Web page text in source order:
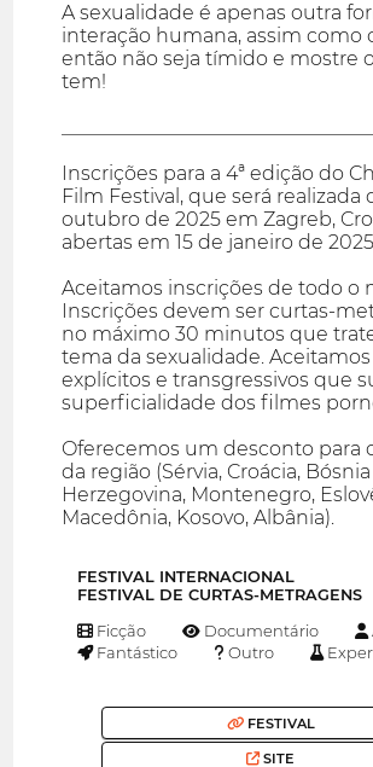
A sexualidade é apenas outra
interação humana, assim como
então não seja tímido e mostre
tem!
Inscrições para a 4ª edição do
Film Festival, que será realizada
outubro de 2025 em Zagreb,
abertas em 15 de janeiro de
Aceitamos inscrições de todo o
Inscrições devem ser curtas-
no máximo 30 minutos que
tema da sexualidade.
explícitos e transgressivos que
superficialidade dos filmes
Oferecemos um desconto para
da região (Sérvia, Croácia,
Herzegovina, Montenegro,
Macedônia, Kosovo, Albânia).
FESTIVAL INTERNACIONAL
FESTIVAL DE CURTAS-METRAGENS
Ficção Documentário
Fantástico
Outro
FESTIVAL
SITE